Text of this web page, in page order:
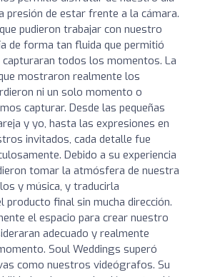
presión de estar frente a la cámara.
pudieron trabajar con nuestro
de forma tan fluida que permitió
capturaran todos los momentos. La
mostraron realmente los
ni un solo momento o
capturar. Desde las pequeñas
y yo, hasta las expresiones en
invitados, cada detalle fue
Debido a su experiencia
tomar la atmósfera de nuestra
y música, y traducirla
producto final sin mucha dirección.
el espacio para crear nuestro
adecuado y realmente
Soul Weddings superó
como nuestros videógrafos. Su